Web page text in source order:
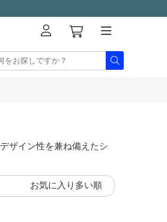
ザイン性を兼ね備えたシ
お気に入り多い順